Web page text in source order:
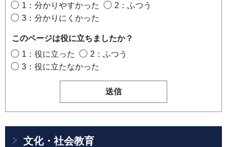
1：分かりやすかった
2：ふつう
3：分かりにくかった
このページは役に立ちましたか？
1：役に立った
2：ふつう
3：役に立たなかった
文化・社会教育